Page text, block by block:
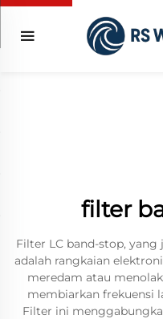
filter
Filter LC band-stop,
adalah rangkaian
meredam atau
membiarkan frekuensi
Filter ini